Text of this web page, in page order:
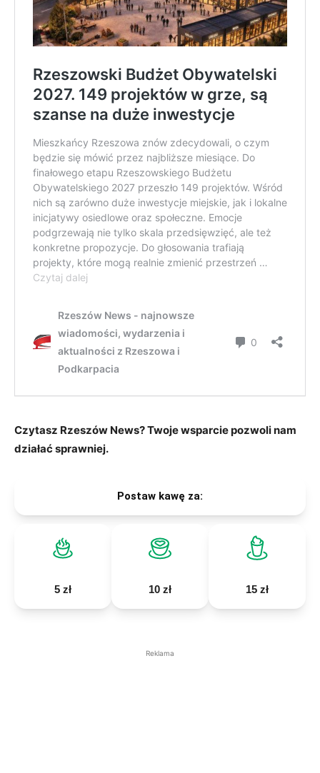
Czytasz Rzeszów News? Twoje wsparcie pozwoli nam
działać sprawniej.
Postaw kawę za:
5 zł 10 zł 15 zł
Reklama